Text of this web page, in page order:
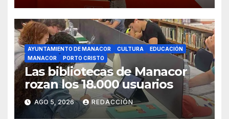
AYUNTAMIENTO DE MANACOR CULTURA
EDUCACIÓN
MANACOR
PORTO CRISTO
Las bibliotecas de Manacor
rozan los 18.000 usuarios
AGO 5, 2026 REDACCIÓN